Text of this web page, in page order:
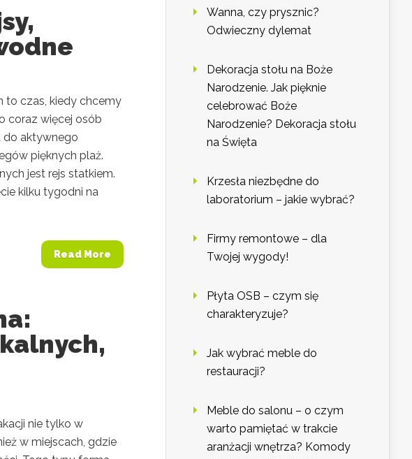
to czas, kiedy chcemy
coraz więcej osób
do aktywnego
pięknych plaż.
jest rejs statkiem.
kilku tygodni na
Read More
nie tylko w
w miejscach, gdzie
Wanna, czy prysznic?
Odwieczny dylemat
Dekoracja stołu na Boże
Narodzenie. Jak pięknie
celebrować Boże
Narodzenie? Dekoracja stołu
na Święta
Krzesła niezbędne do
laboratorium – jakie wybrać?
Firmy remontowe – dla
Twojej wygody!
Płyta OSB – czym się
charakteryzuje?
Jak wybrać meble do
restauracji?
Meble do salonu – o czym
warto pamiętać w trakcie
aranżacji wnętrza? Komody